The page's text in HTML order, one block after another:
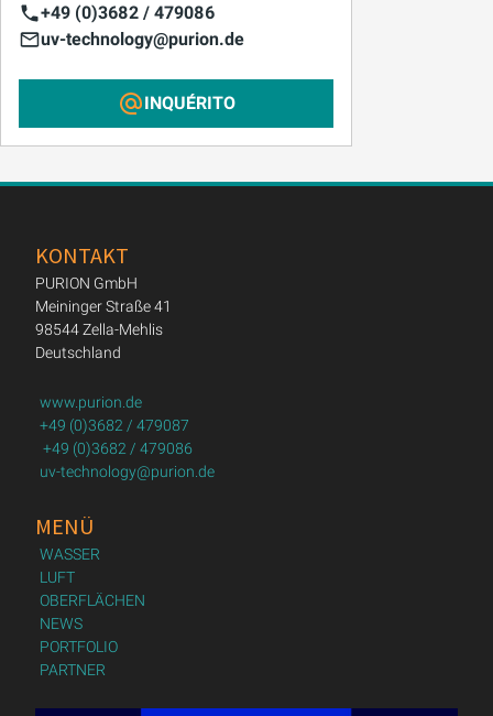
+49 (0)3682 / 479086
uv-technology@purion.de
INQUÉRITO
KONTAKT
PURION GmbH
Meininger Straße 41
98544 Zella-Mehlis
Deutschland
www.purion.de
+49 (0)3682 / 479087
+49 (0)3682 / 479086
uv-technology@purion.de
MENÜ
WASSER
LUFT
OBERFLÄCHEN
NEWS
PORTFOLIO
PARTNER